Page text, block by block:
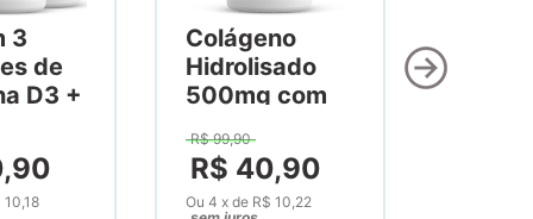
3
de
D3 +
,90
10,18
Colágeno
Hidrolisado
500mg com
300mg 120
Cápsulas
R$ 99,90
R$ 40,90
Ou 4 xde R$ 10,22